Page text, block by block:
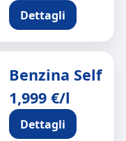
Dettagli
Benzina Self
1,999 €/l
Dettagli